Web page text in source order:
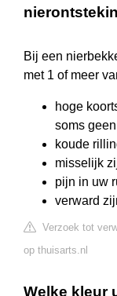
Bij een
met 1 of meer
hoge
soms
koude
misselijk
pijn in uw
verward
Verzoek tot
op thuisarts.nl
Welke kleur